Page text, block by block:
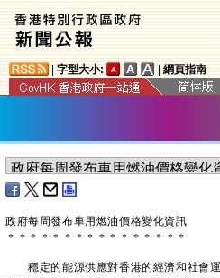
字型大小: 網頁指南
​政府每周發布車用燃油價格變化資訊
＊ ＊ ＊ ＊ ＊ ＊ ＊ ＊ ＊ ＊ ＊ ＊ ＊ ＊ ＊ ＊
穩定的能源供應對香港的經濟和社會運